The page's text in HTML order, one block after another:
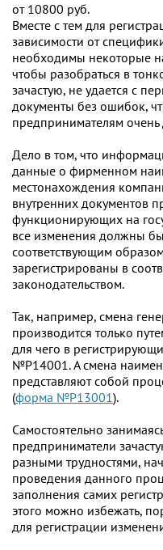
от 10800 руб.
Вместе с тем для
зависимости от
необходимы некоторые
чтобы разобраться в
зачастую, не удается с
документы без ошибок,
предпринимателям очень
Дело в том, что
данные о фирменном
местонахождения
внутренних документов
функционирующих на
все изменения должны
соответствующим
зарегистрированы в
законодательством.
Так, например, смена
производится только
для чего в
№P14001. А смена
представляют собой
(форма №P13001).
Самостоятельно
предприниматели
разными трудностями,
проведения данного
заполнения самих
этого можно избежать,
для регистрации